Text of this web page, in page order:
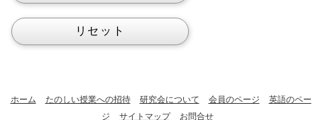
ホーム たのしい授業への招待 研究会について 会員のページ
英語のペー
ジ
サイトマップ お問合せ